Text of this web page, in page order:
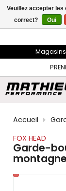
flèches
haut
et
pour
Appuyez
pour
au
résultat
de
recherche
LIVRAISON
Accueil
FOX HEAD
Garde-
montagne
Veuillez accepter
correct?
Oui